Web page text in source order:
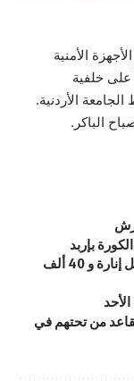
الأمنية
على خلفية
الأردنية.
الباكر.
بإربد
المواصفات: إتلاف 27 ألف حبل زينة وسلاسل إنارة و 40 ألف
المقاعد من تحتهم في